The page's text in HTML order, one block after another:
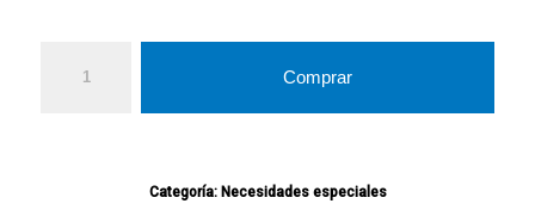
Comprar
Categoría: Necesidades especiales